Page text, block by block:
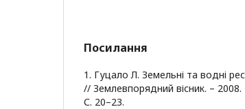
Посилання
1. Гуцало Л. Земельні та водні
// Землевпорядний вісник. –
С. 20–23.